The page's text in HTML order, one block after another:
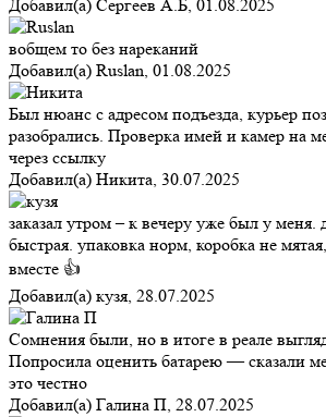
Добавил(а) Сергеев А.Б, 01.08.2025
вобщем то без нареканий
Добавил(а) Ruslan, 01.08.2025
Был нюанс с адресом подъезда, курьер
разобрались. Проверка имей и камер на
через ссылку
Добавил(а) Никита, 30.07.2025
заказал утром – к вечеру уже был у меня.
быстрая. упаковка норм, коробка не
вместе 👍
Добавил(а) кузя, 28.07.2025
Сомнения были, но в итоге в реале
Попросила оценить батарею — сказали
это честно
Добавил(а) Галина П, 28.07.2025